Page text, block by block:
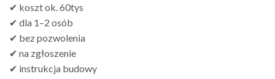
✔ koszt ok. 60tys
✔ dla 1–2 osób
✔ bez pozwolenia
✔ na zgłoszenie
✔ instrukcja budowy